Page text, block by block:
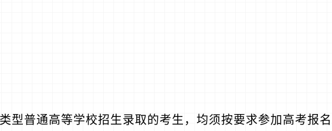
型普通高等学校招生录取的考生，均须按要求参加高考报名